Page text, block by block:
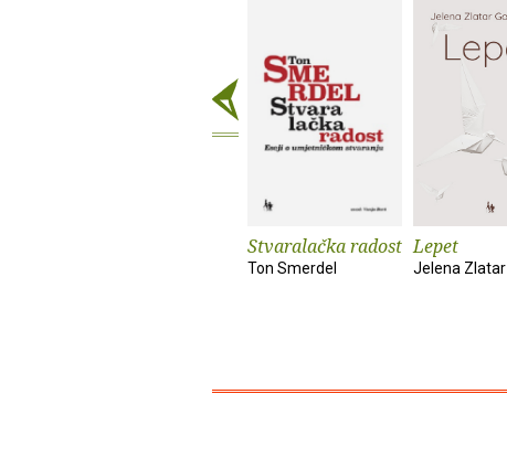
Stvaralačka radost
Ton Smerdel
Lepet
Jelena Zlatar